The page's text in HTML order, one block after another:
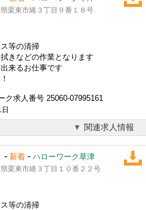
栗東市綣３丁目９番１８号
等の清掃
きなどの作業となります
来るお仕事です
ク求人番号 25060-07995161
関連求人情報
- 新着 - ハローワーク草津
栗東市綣３丁目１０番２２号
等の清掃